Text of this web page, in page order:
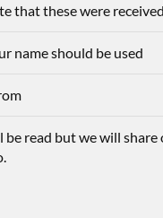
that these were received
name should be used
be read but we will share